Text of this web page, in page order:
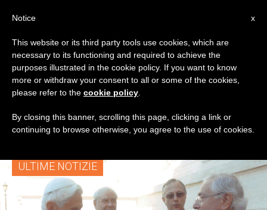
TAG
Posts Tagged
‘Massimo Nardi’
ULTIME NOTIZIE
x
Notice
This website or its third party tools use cookies, which are
necessary to its functioning and required to achieve the
purposes illustrated in the cookie policy. If you want to know
more or withdraw your consent to all or some of the cookies,
please refer to the cookie policy
By closing this banner, scrolling this page, clicking a link or
continuing to browse otherwise, you agree to the use of cookies.